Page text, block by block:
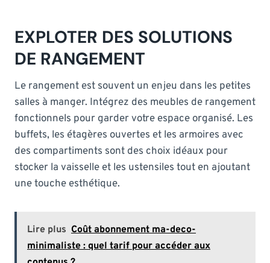
EXPLOTER DES SOLUTIONS
DE RANGEMENT
Le rangement est souvent un enjeu dans les petites
salles à manger. Intégrez des meubles de rangement
fonctionnels pour garder votre espace organisé. Les
buffets, les étagères ouvertes et les armoires avec
des compartiments sont des choix idéaux pour
stocker la vaisselle et les ustensiles tout en ajoutant
une touche esthétique.
Lire plus Coût abonnement ma-deco-
minimaliste : quel tarif pour accéder aux